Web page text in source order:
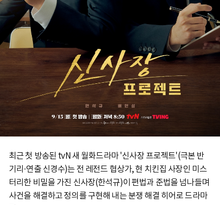
최근 첫 방송된 tvN 새 월화드라마 '신사장 프로젝트'(극본 반
기리·연출 신경수)는 전 레전드 협상가, 현 치킨집 사장인 미스
터리한 비밀을 가진 신사장(한석규)이 편법과 준법을 넘나들며
사건을 해결하고 정의를 구현해 내는 분쟁 해결 히어로 드라마